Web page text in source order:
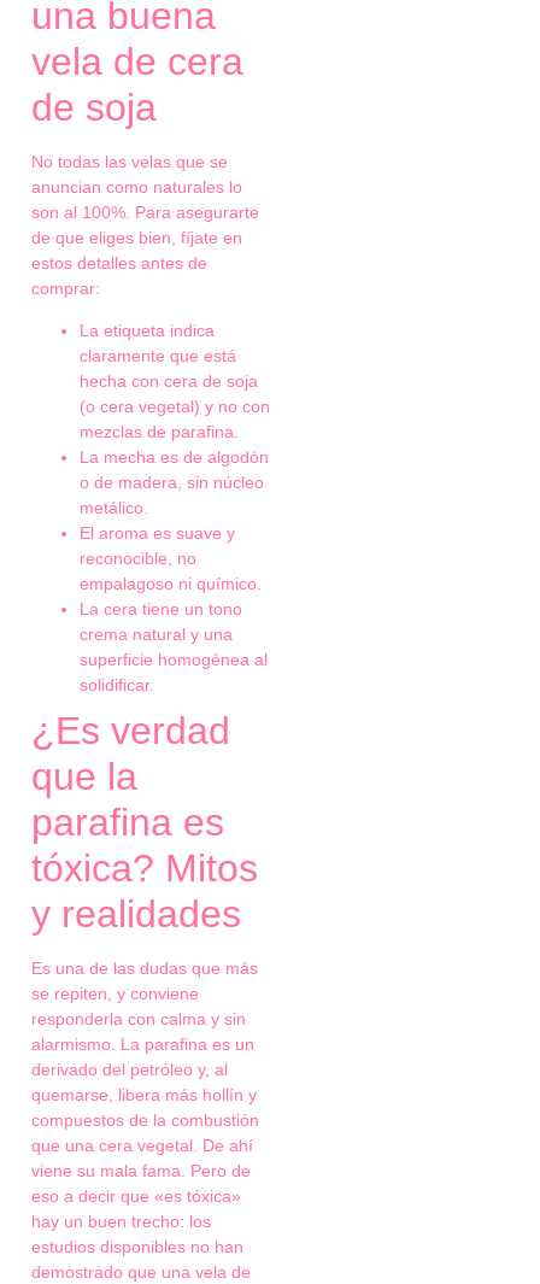
una buena
vela de cera
de soja
No todas las velas que se
anuncian como naturales lo
son al 100%. Para asegurarte
de que eliges bien, fíjate en
estos detalles antes de
comprar:
La etiqueta indica
claramente que está
hecha con cera de soja
(o cera vegetal) y no con
mezclas de parafina.
La mecha es de algodón
o de madera, sin núcleo
metálico.
El aroma es suave y
reconocible, no
empalagoso ni químico.
La cera tiene un tono
crema natural y una
superficie homogénea al
solidificar.
¿Es verdad
que la
parafina es
tóxica? Mitos
y realidades
Es una de las dudas que más
se repiten, y conviene
responderla con calma y sin
alarmismo. La parafina es un
derivado del petróleo y, al
quemarse, libera más hollín y
compuestos de la combustión
que una cera vegetal. De ahí
viene su mala fama. Pero de
eso a decir que «es tóxica»
hay un buen trecho: los
estudios disponibles no han
demostrado que una vela de